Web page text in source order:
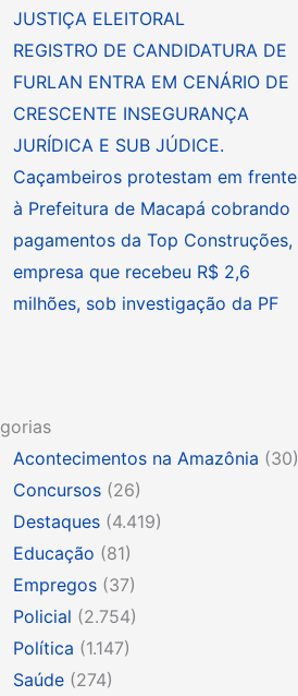
JUSTIÇA ELEITORAL
REGISTRO DE CANDIDATURA DE
FURLAN ENTRA EM CENÁRIO DE
CRESCENTE INSEGURANÇA
JURÍDICA E SUB JÚDICE.
Caçambeiros protestam em frente
à Prefeitura de Macapá cobrando
pagamentos da Top Construções,
empresa que recebeu R$ 2,6
milhões, sob investigação da PF
Acontecimentos na Amazônia (30)
Concursos (26)
Destaques (4.419)
Educação (81)
Empregos (37)
Policial (2.754)
Política (1.147)
Saúde (274)